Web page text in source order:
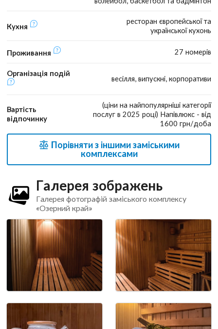
Кухня
ресторан європейської та
української кухонь
Проживання 27 номерів
Організація подій
весілля, випускні, корпоративи
Вартість
відпочинку
(ціни на найпопулярніші категорії
послуг в 2025 році) Напівлюкс - від
1600 грн/доба
Порівняти з іншими заміськими
комплексами
Галерея зображень
Галерея фотографій заміського комплексу
«Озерний край»